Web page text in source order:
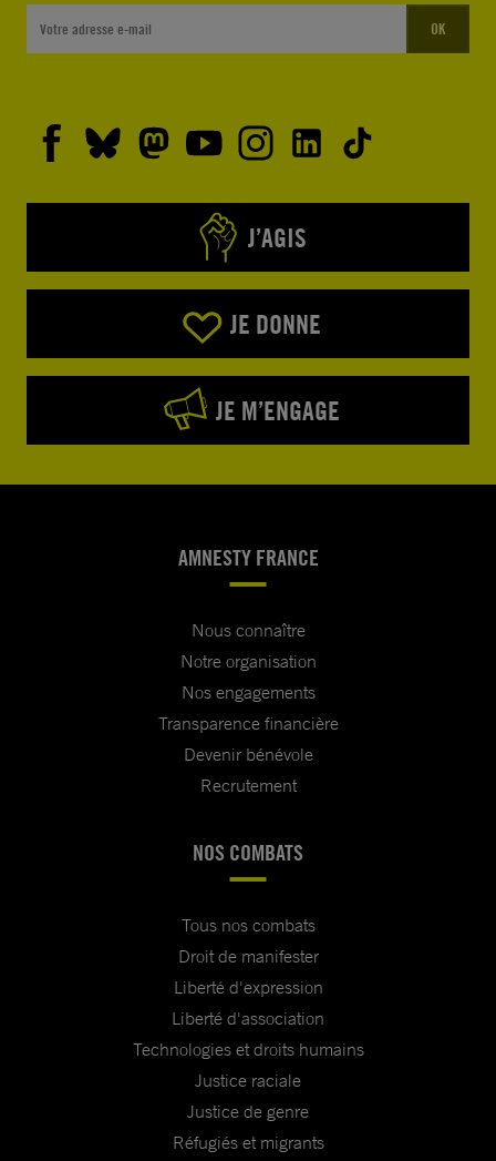
OK
J’AGIS
JE DONNE
JE M’ENGAGE
AMNESTY FRANCE
Nous connaître
Notre organisation
Nos engagements
Transparence financière
Devenir bénévole
Recrutement
NOS COMBATS
Tous nos combats
Droit de manifester
Liberté d'expression
Liberté d'association
Technologies et droits humains
Justice raciale
Justice de genre
Réfugiés et migrants